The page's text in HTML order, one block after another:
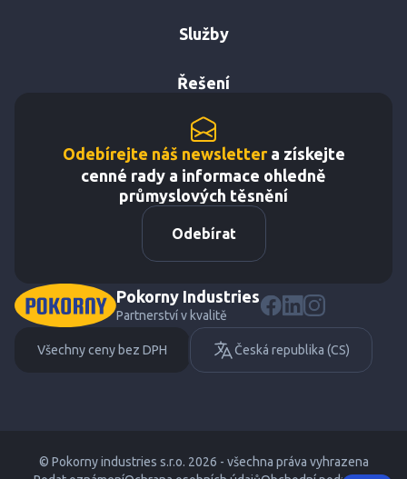
Služby
Řešení
Odebírejte náš newslettera získejte
cenné rady a informace ohledně
průmyslových těsnění
Odebírat
Pokorny Industries
Partnerství v kvalitě
Všechny ceny bez DPH Česká republika (CS)
© Pokorny industries s.r.o. 2026 - všechna práva vyhrazena